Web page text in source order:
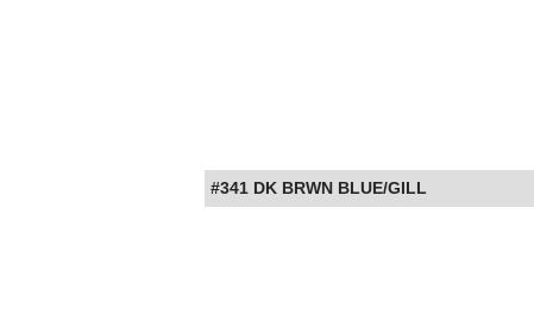
#341 DK BRWN BLUE/GILL